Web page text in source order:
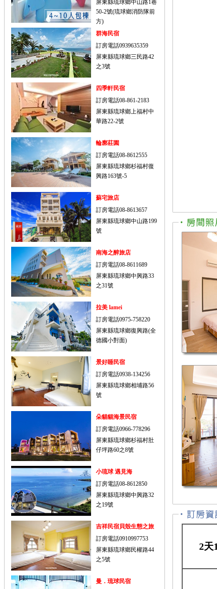
屏東縣琉球鄉中山路1巷
50-2號(琉球鄉消防隊前
方)
群海民宿
訂房電話0939635359
屏東縣琉球鄉三民路42
之3號
四季軒民宿
訂房電話08-861-2183
屏東縣琉球鄉上福村中
華路22-2號
輪廓莊園
訂房電話08-8612555
屏東縣琉球鄉杉福村復
興路163號-5
蘇宅旅店
訂房電話08-8613657
屏東縣琉球鄉中山路199
號
南海之醉旅店
訂房電話08-8611689
屏東縣琉球鄉中興路33
之31號
拉美 lamei
訂房電話0975-758220
屏東縣琉球鄉復興路(全
德國小對面)
景好睡民宿
訂房電話0938-134256
屏東縣琉球鄉相埔路56
號
朵貓貓海景民宿
訂房電話0966-778296
屏東縣琉球鄉杉福村肚
仔坪路60之8號
小琉球 遇見海
訂房電話08-8612850
屏東縣琉球鄉中興路32
之19號
吉祥民宿貝殼生態之旅
訂房電話0910997753
屏東縣琉球鄉民權路44
之5號
曼．琉球民宿
2天